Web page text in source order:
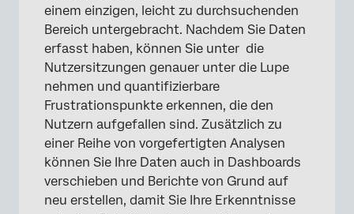
einem einzigen, leicht zu durchsuchenden
Bereich untergebracht. Nachdem Sie Daten
erfasst haben, können Sie unter die
Nutzersitzungen genauer unter die Lupe
nehmen und quantifizierbare
Frustrationspunkte erkennen, die den
Nutzern aufgefallen sind. Zusätzlich zu
einer Reihe von vorgefertigten Analysen
können Sie Ihre Daten auch in Dashboards
verschieben und Berichte von Grund auf
neu erstellen, damit Sie Ihre Erkenntnisse